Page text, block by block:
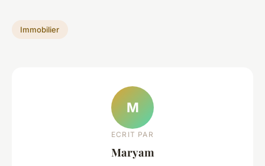
Immobilier
M
ECRIT PAR
Maryam